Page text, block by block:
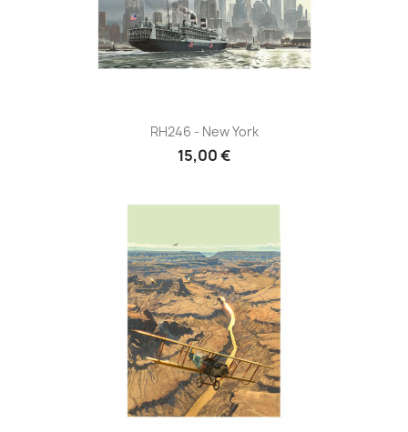
RH246 - New York
15,00 €